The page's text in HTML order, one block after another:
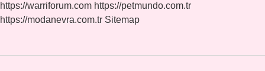
https://warriforum.com https://petmundo.com.tr
https://modanevra.com.tr Sitemap